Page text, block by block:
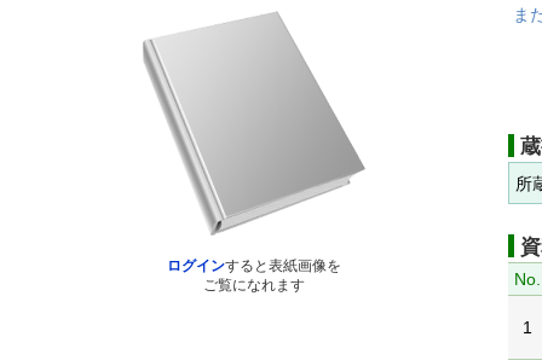
ログインすると表紙画像を
ご覧になれます
ま
所
No.
1